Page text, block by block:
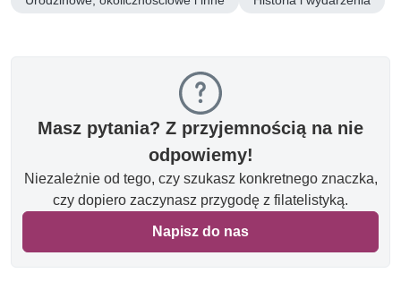
Masz pytania? Z przyjemnością na nie
odpowiemy!
Niezależnie od tego, czy szukasz konkretnego znaczka,
czy dopiero zaczynasz przygodę z filatelistyką.
Napisz do nas